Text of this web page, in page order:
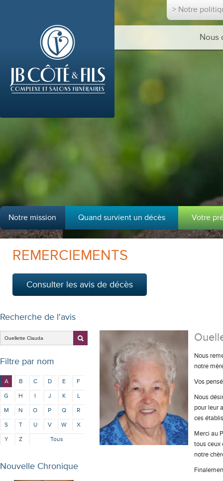
> Notre
Nous
Notre mission Quand survient un décès Votre
REMERCIEMENTS
Consulter les avis de décès
Recherche de l'avis
Filtre par nom
A B C D E
F
G
H I J K
L
M
N O P Q
R
S
T U V W
X
Y
Z Tous
Nous
notre
Vos
Nous
pour leur
ces
Merci au
tous ceux
notre
Nouvelle Chronique